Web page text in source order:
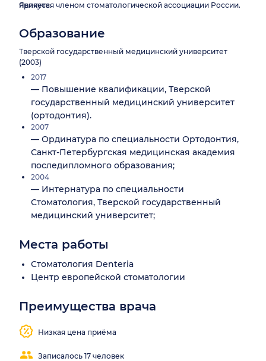
прикуса.
Является членом стоматологической ассоциации России.
Образование
Тверской государственный медицинский университет
(2003)
2017
— Повышение квалификации, Тверской
государственный медицинский университет
(ортодонтия).
2007
— Ординатура по специальности Ортодонтия,
Санкт-Петербургская медицинская академия
последипломного образования;
2004
— Интернатура по специальности
Стоматология, Тверской государственный
медицинский университет;
Места работы
Стоматология Denteria
Центр европейской стоматологии
Преимущества врача
Низкая цена приёма
Записалось 17 человек